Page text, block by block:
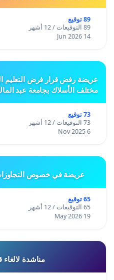
89 توقيع
89 التوقيعات / 12 أشهر
14 Jun 2026
عريضة رفض قرار فرض التعليم
مختلف الأسلاك بجامعة عبد
73 توقيع
73 التوقيعات / 12 أشهر
6 Nov 2025
عريضة في خصوص
65 توقيع
65 التوقيعات / 12 أشهر
19 May 2026
مناشدة